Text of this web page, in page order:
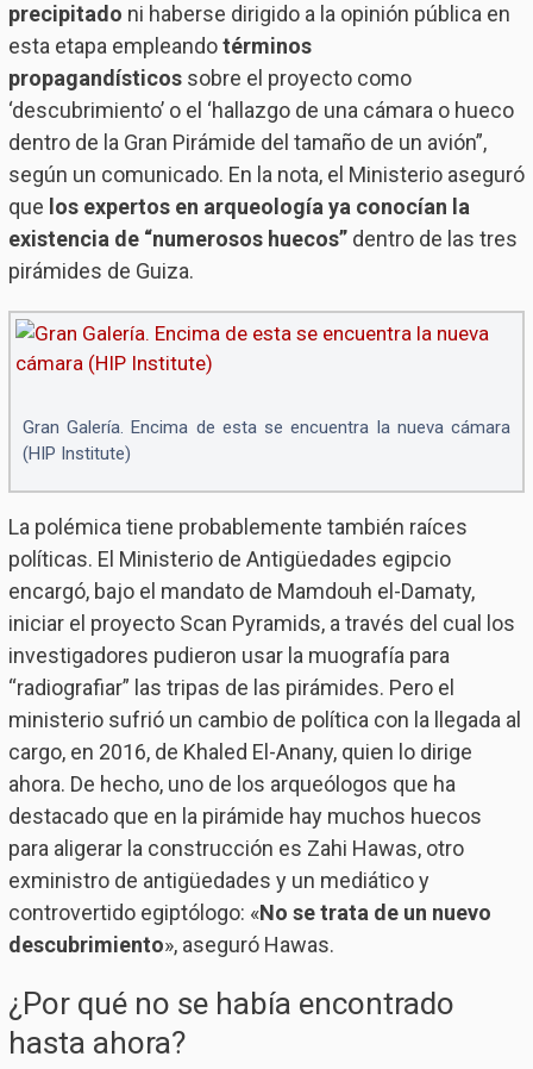
precipitado ni haberse dirigido a la opinión pública en
esta etapa empleandotérminos
propagandísticossobre el proyecto como
‘descubrimiento’ o el ‘hallazgo de una cámara o hueco
dentro de la Gran Pirámide del tamaño de un avión”,
según un comunicado. En la nota, el Ministerio aseguró
que los expertos en arqueología ya conocían la
existencia de “numerosos huecos”dentro de las tres
pirámides de Guiza.
Gran Galería. Encima de esta se encuentra la nueva cámara
(HIP Institute)
La polémica tiene probablemente también raíces
políticas. El Ministerio de Antigüedades egipcio
encargó, bajo el mandato de Mamdouh el-Damaty,
iniciar el proyecto Scan Pyramids, a través del cual los
investigadores pudieron usar la muografía para
“radiografiar” las tripas de las pirámides. Pero el
ministerio sufrió un cambio de política con la llegada al
cargo, en 2016, de Khaled El-Anany, quien lo dirige
ahora. De hecho, uno de los arqueólogos que ha
destacado que en la pirámide hay muchos huecos
para aligerar la construcción es Zahi Hawas, otro
exministro de antigüedades y un mediático y
controvertido egiptólogo: «No se trata de un nuevo
descubrimiento», aseguró Hawas.
¿Por qué no se había encontrado
hasta ahora?